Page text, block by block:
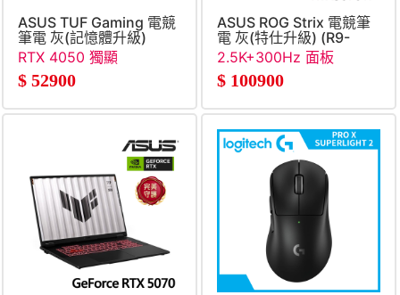
ASUS TUF Gaming 電競
筆電 灰(記憶體升級)
(Core 5-
210H&#47;16G+32G&#47;512G
SSD&#47;RTX4050&#47;W11)
RTX 4050 獨顯
$ 52900
ASUS ROG Strix 電競筆
電 灰(特仕升級) (R9-
SSD&#47;RTX5070Ti)
2.5K+300Hz 面板
$ 100900